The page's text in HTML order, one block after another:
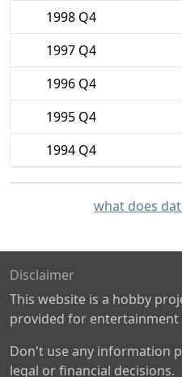
1998 Q4
1997 Q4
1996 Q4
1995 Q4
1994 Q4
what does
Disclaimer
This website is a hobby
provided for entertainment
Don't use any information
legal or financial decisions.